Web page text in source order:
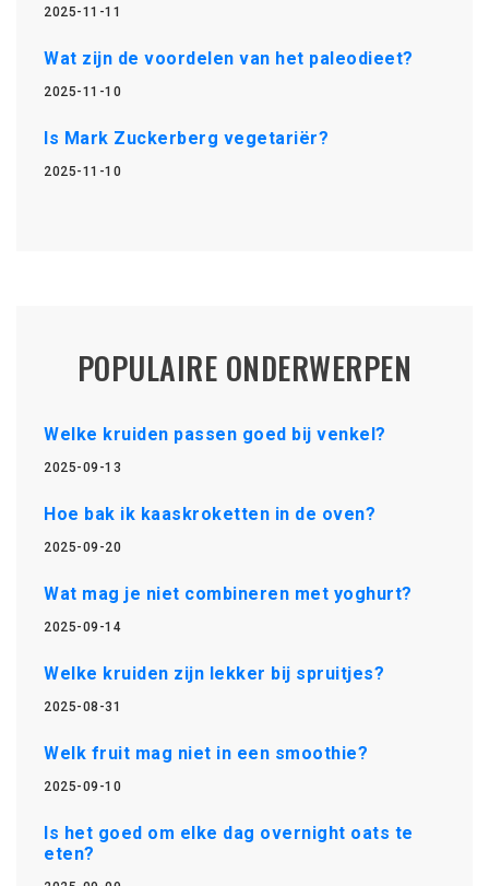
2025-11-11
Wat zijn de voordelen van het paleodieet?
2025-11-10
Is Mark Zuckerberg vegetariër?
2025-11-10
POPULAIRE ONDERWERPEN
Welke kruiden passen goed bij venkel?
2025-09-13
Hoe bak ik kaaskroketten in de oven?
2025-09-20
Wat mag je niet combineren met yoghurt?
2025-09-14
Welke kruiden zijn lekker bij spruitjes?
2025-08-31
Welk fruit mag niet in een smoothie?
2025-09-10
Is het goed om elke dag overnight oats te
eten?